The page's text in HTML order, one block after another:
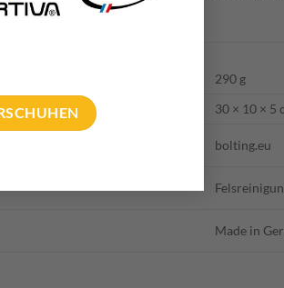
290 g
30 × 10 × 5
bolting.eu
Made in